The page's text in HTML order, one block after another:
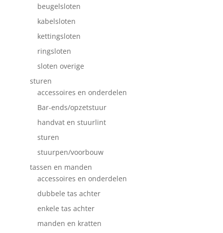
beugelsloten
kabelsloten
kettingsloten
ringsloten
sloten overige
sturen
accessoires en onderdelen
Bar-ends/opzetstuur
handvat en stuurlint
sturen
stuurpen/voorbouw
tassen en manden
accessoires en onderdelen
dubbele tas achter
enkele tas achter
manden en kratten